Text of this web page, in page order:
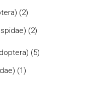
(2)
(2)
(5)
(1)